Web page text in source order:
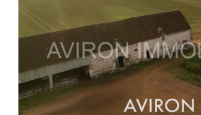
VOIR LE BIEN